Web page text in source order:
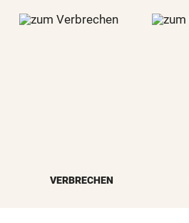
VERBRECHEN